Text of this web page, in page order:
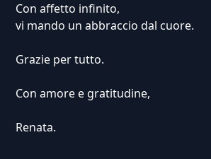
Con affetto infinito,
vi mando un abbraccio dal cuore.
Grazie per tutto.
Con amore e gratitudine,
Renata.